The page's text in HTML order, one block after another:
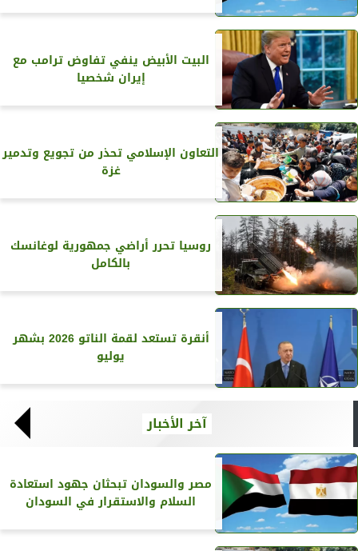
البيت الأبيض ينفي تفاوض ترامب مع
إيران شخصيا
التعاون الإسلامي تحذر من تجويع وتدمير
غزة
روسيا تحرر أراضي جمهورية لوغانسك
بالكامل
أنقرة تستعد لقمة الناتو 2026 بشهر
يوليو
آخر الأخبار
مصر والسودان تبحثان جهود استعادة
السلام والاستقرار في السودان